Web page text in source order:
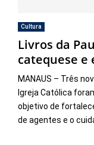
Cultura
Livros da
catequese e
MANAUS – Três
Igreja Católica
objetivo de
de agentes e o